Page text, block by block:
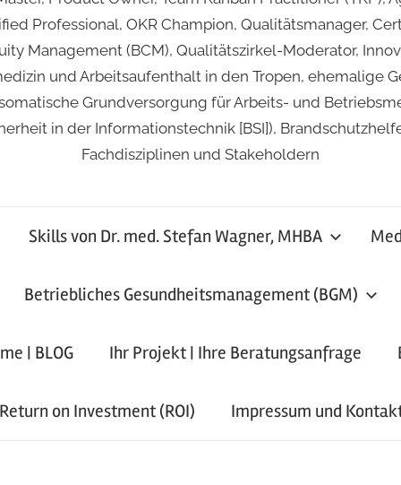
Professional, OKR Champion, Qualitätsmanager,
Management (BCM), Qualitätszirkel-Moderator,
und Arbeitsaufenthalt in den Tropen, ehemalige
Grundversorgung für Arbeits- und
in der Informationstechnik [BSI]),
Fachdisziplinen und Stakeholdern
Skills von Dr. med. Stefan Wagner, MHBA
Betriebliches Gesundheitsmanagement (BGM)
| BLOG Ihr Projekt | Ihre Beratungsanfrage
on Investment (ROI) Impressum und